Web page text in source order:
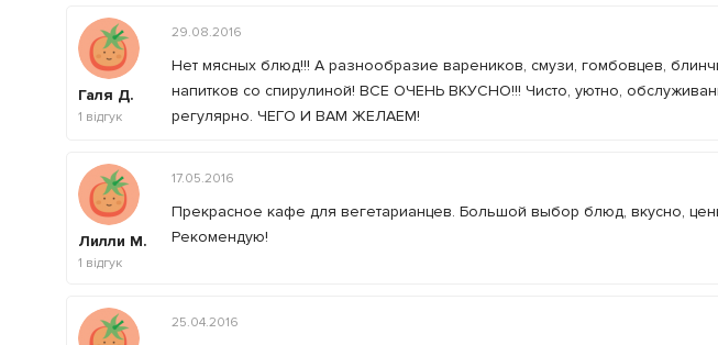
Галя Д.
1 відгук
29.08.2016
Нет мясных блюд!!! А разнообразие вареников, смузи, гомбовцев,
напитков со спирулиной! ВСЕ ОЧЕНЬ ВКУСНО!!! Чисто, уютно,
регулярно. ЧЕГО И ВАМ ЖЕЛАЕМ!
Лилли М.
1 відгук
17.05.2016
Прекрасное кафе для вегетарианцев. Большой выбор блюд, вкусно,
Рекомендую!
25.04.2016